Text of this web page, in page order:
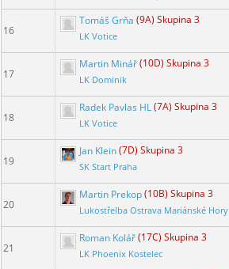
16
Tomáš Grňa (9A) Skupina 3
LK Votice
17
Martin Minář(10D) Skupina 3
LK Dominik
18
Radek Pavlas HL(7A) Skupina 3
LK Votice
19
Jan Klein(7D) Skupina 3
SK Start Praha
20
Martin Prekop(10B) Skupina 3
Lukostřelba Ostrava Mariánské Hory
21
Roman Kolář(17C) Skupina 3
LK Phoenix Kostelec